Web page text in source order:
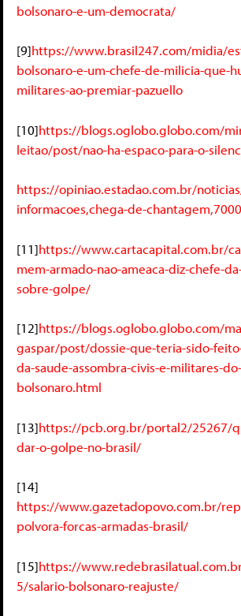
bolsonaro-e-um-democrata/
[9]https://www.brasil247.com/midia/
bolsonaro-e-um-chefe-de-milicia-que-
militares-ao-premiar-pazuello
[10]https://blogs.oglobo.globo.com/
leitao/post/nao-ha-espaco-para-o-
https://opiniao.estadao.com.br/
informacoes,chega-de-
[11]https://www.cartacapital.com.br/
mem-armado-nao-ameaca-diz-chefe-
sobre-golpe/
[12]https://blogs.oglobo.globo.com/
gaspar/post/dossie-que-teria-sido-
da-saude-assombra-civis-e-militares-
bolsonaro.html
[13]https://pcb.org.br/portal2/25267/
dar-o-golpe-no-brasil/
[14]
https://www.gazetadopovo.com.br/
polvora-forcas-armadas-brasil/
[15]https://
5/salario-bolsonaro-reajuste/